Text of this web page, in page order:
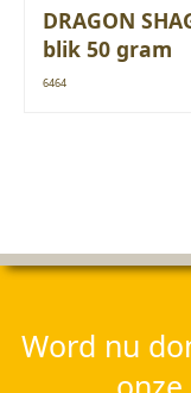
DRAGON
blik 50 gram
6464
Word nu